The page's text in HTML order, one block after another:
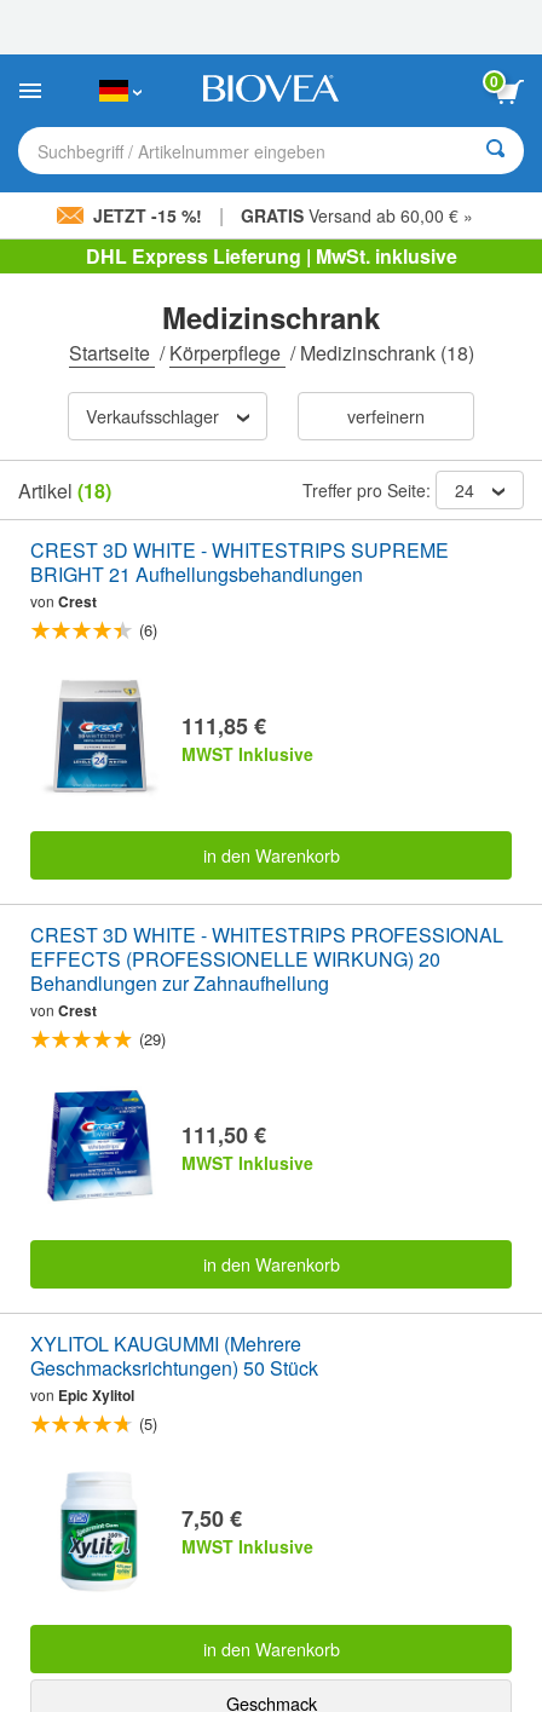
Sie:
Website
ein
Barrierefreiheitssystem.
0
Suchbegriff / Artikelnummer eingeben
JETZT -15 %! | GRATIS Versand ab 60,00 € »
DHL Express Lieferung | MwSt. inklusive
Medizinschrank
Startseite /Körperpflege /Medizinschrank(18)
Verkaufsschlager verfeinern
Artikel (18) Treffer pro Seite: 24
CREST 3D WHITE - WHITESTRIPS SUPREME
BRIGHT 21 Aufhellungsbehandlungen
von Crest
(6)
111,85 €
MWST Inklusive
in den Warenkorb
CREST 3D WHITE - WHITESTRIPS PROFESSIONAL
EFFECTS (PROFESSIONELLE WIRKUNG) 20
Behandlungen zur Zahnaufhellung
von Crest
(29)
111,50 €
MWST Inklusive
in den Warenkorb
XYLITOL KAUGUMMI (Mehrere
Geschmacksrichtungen) 50 Stück
von Epic Xylitol
(5)
7,50 €
MWST Inklusive
in den Warenkorb
Geschmack